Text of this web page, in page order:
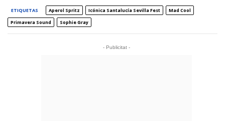
ETIQUETAS Aperol Spritz Icónica Santalucía Sevilla Fest
Mad Cool
Primavera Sound
Sophie Gray
- Publicitat -